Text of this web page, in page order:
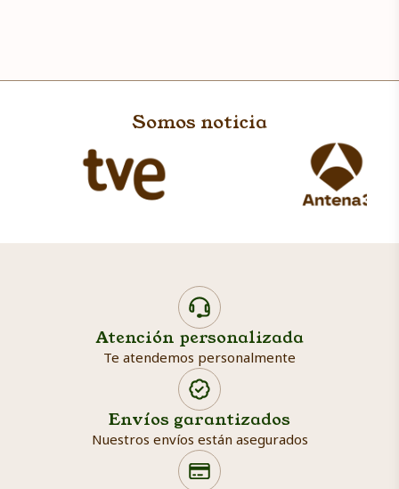
Somos noticia
Atención personalizada
Te atendemos personalmente
Envíos garantizados
Nuestros envíos están asegurados
Search products